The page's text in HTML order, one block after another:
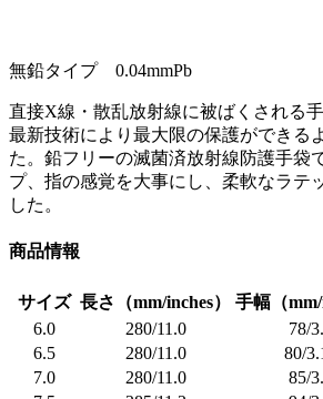
無鉛タイプ 0.04mmPb
直接X線・散乱放射線に被ばくされる
最新技術により最大限の保護ができる
た。鉛フリーの滅菌済放射線防護手袋
プ、指の感覚を大事にし、柔軟なラテ
した。
商品情報
サイズ 長さ（mm/inches） 手幅（mm/
6.0
280/11.0 78/
6.5
280/11.0 80/
7.0
280/11.0 85/